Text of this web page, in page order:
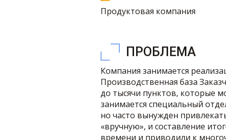
Продуктовая компания
ПРОБЛЕМА
Компания занимается
Производственная база
до тысячи пунктов, которые
занимается специальный
но часто вынужден
«вручную», и составление
времени и приводили к